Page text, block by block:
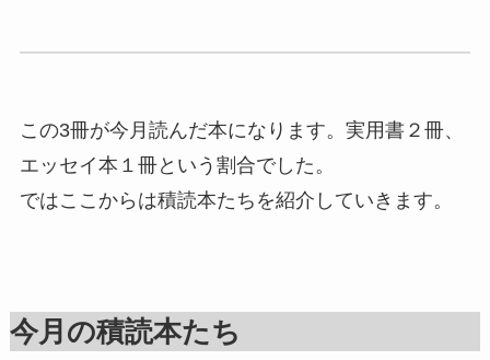
この3冊が今月読んだ本になります。実用書２冊、
エッセイ本１冊という割合でした。
ではここからは積読本たちを紹介していきます。
今月の積読本たち